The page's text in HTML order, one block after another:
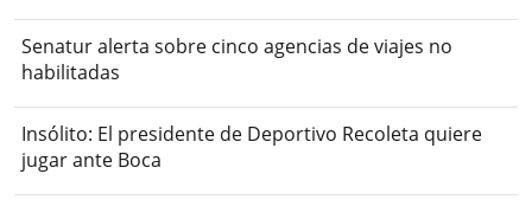
Senatur alerta sobre cinco agencias de viajes no
habilitadas
Insólito: El presidente de Deportivo Recoleta quiere
jugar ante Boca